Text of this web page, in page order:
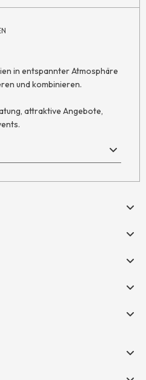
in entspannter Atmosphäre
und kombinieren.
attraktive Angebote,